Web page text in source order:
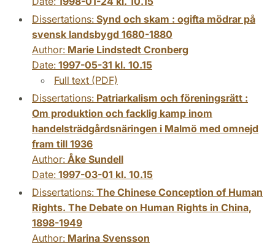
Dissertations: Synd och skam : ogifta mödrar på
svensk landsbygd 1680-1880
Author: Marie Lindstedt Cronberg
Date: 1997-05-31 kl. 10.15
Full text (PDF)
Dissertations: Patriarkalism och föreningsrätt :
Om produktion och facklig kamp inom
handelsträdgårdsnäringen i Malmö med omnejd
fram till 1936
Author: Åke Sundell
Date: 1997-03-01 kl. 10.15
Dissertations: The Chinese Conception of Human
Rights. The Debate on Human Rights in China,
1898-1949
Author: Marina Svensson